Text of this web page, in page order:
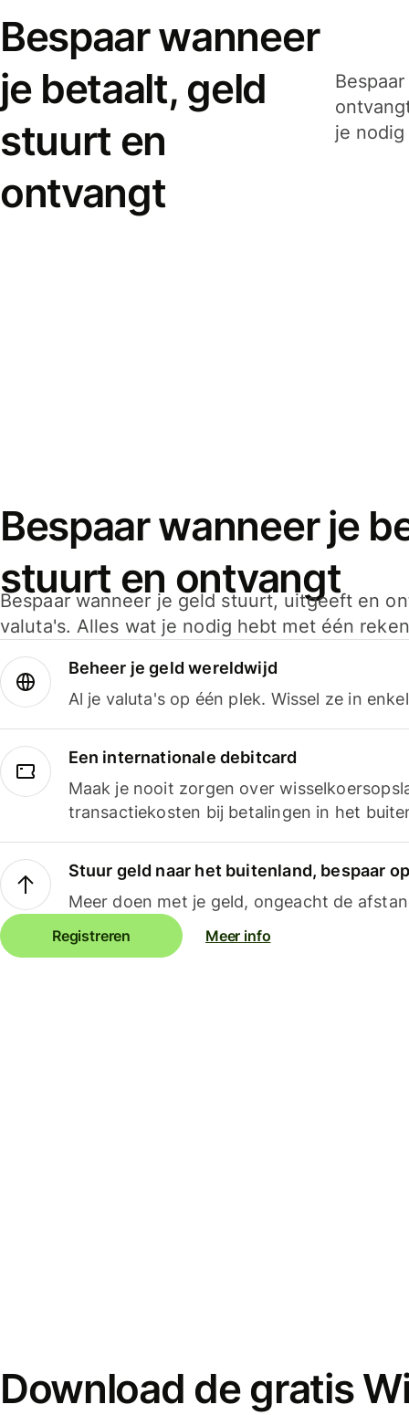
Bespaar wanneer
je betaalt, geld
stuurt en
ontvangt
je
Bespaar wanneer je
stuurt en ontvangt
Bespaar wanneer je geld stuurt, uitgeeft en
valuta's. Alles wat je nodig hebt met één
Beheer je geld wereldwijd
Al je valuta's op één plek. Wissel ze in
Een internationale debitcard
Maak je nooit zorgen over
transactiekosten bij betalingen in het
Stuur geld naar het buitenland, bespaar
Meer doen met je geld, ongeacht de
Registreren Meer info
Download de gratis